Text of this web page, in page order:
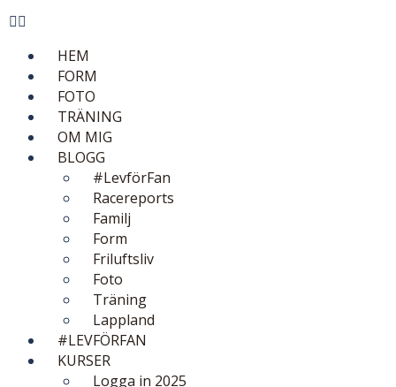
HEM
FORM
FOTO
TRÄNING
OM MIG
BLOGG
#LevförFan
Racereports
Familj
Form
Friluftsliv
Foto
Träning
Lappland
#LEVFÖRFAN
KURSER
Logga in 2025